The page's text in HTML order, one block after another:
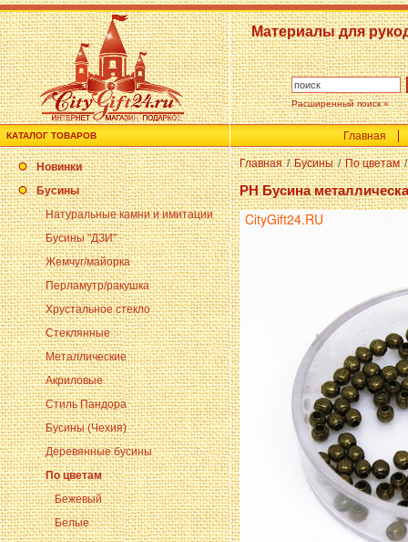
Материалы для
Расширенный поиск »
КАТАЛОГ ТОВАРОВ Главная
Новинки
Бусины
Натуральные камни и имитации
Бусины "ДЗИ"
Жемчуг/майорка
Перламутр/ракушка
Хрустальное стекло
Стеклянные
Металлические
Акриловые
Стиль Пандора
Бусины (Чехия)
Деревянные бусины
По цветам
Бежевый
Белые
Главная / Бусины / По цветам /
PH Бусина